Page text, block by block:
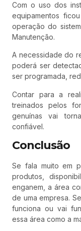
Com o uso dos
equipamentos
operação do
Manutenção.
A necessidade do
poderá ser
ser programada,
Contar para a
treinados pelos
genuínas vai
confiável.
Conclusão
Se fala muito em
produtos,
enganem, a área
de uma empresa.
funciona ou vai
essa área como a